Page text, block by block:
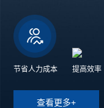
节省人力成本 提高效率
查看更多+